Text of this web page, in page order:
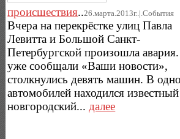
происшествия..26.марта.2013г..|.Cобытия
Вчера на перекрёстке улиц Павла
Левитта и Большой Санкт-
Петербургской произошла
уже сообщали «Ваши новости»,
столкнулись девять машин. В
автомобилей находился известный
новгородский...далее